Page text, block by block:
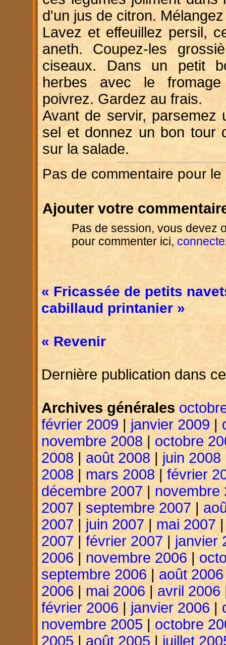
d'un jus de citron.
Lavez et effeuillez persil,
aneth. Coupez-les
ciseaux. Dans un petit
herbes avec le
poivrez. Gardez au frais.
Avant de servir, parsemez
sel et donnez un bon tour
sur la salade.
Pas de commentaire pour le
Ajouter votre
Pas de session, vous devez
pour commenter ici,
« Fricassée de petits
cabillaud printanier »
« Revenir
Dernière publication dans
Archives générales
février 2009 |janvier 2009 |
novembre 2008|octobre
2008 | août 2008|juin 2008
2008|mars 2008|février
décembre 2007| novembre
2007| septembre 2007|
2007| juin 2007|mai 2007
2007 | février 2007 | janvier
2006|novembre 2006|
septembre 2006|août 2006
2006 | mai 2006| avril 2006
février 2006| janvier 2006 |
novembre 2005| octobre
2005 | août 2005 | juillet